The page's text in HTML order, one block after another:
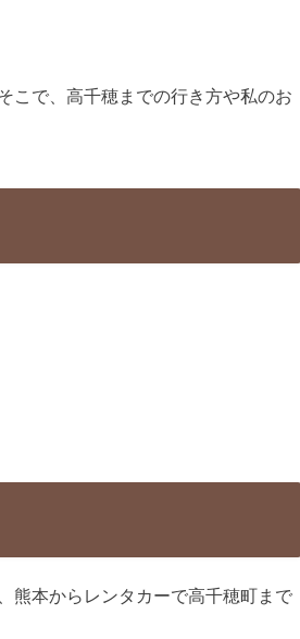
こで、高千穂までの行き方や私のお
熊本からレンタカーで高千穂町まで